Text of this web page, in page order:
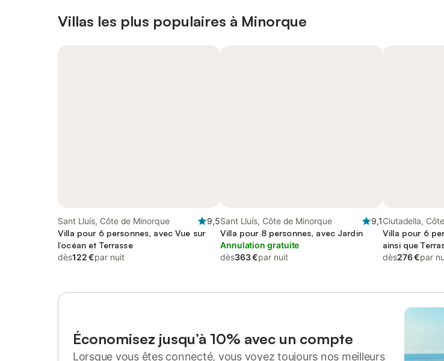
Villas les plus populaires à Minorque
Sant Lluís, Côte de Minorque
9,5
Villa pour 6 personnes, avec Vue sur
l’océan et Terrasse
dès122 €par nuit
Sant Lluís, Côte de Minorque
9,1
Villa pour 8 personnes, avec Jardin
Annulation gratuite
dès363 €par nuit
Ciutadella,
Villa pour 6
ainsi que
dès276 €par
Économisez jusqu’à 10% avec un compte
Lorsque vous êtes connecté, vous voyez toujours nos meilleurs